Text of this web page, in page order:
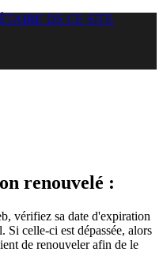
DE CE SITE
renouvelé :
vérifiez sa date d'expiration
Si celle-ci est dépassée, alors
de renouveler afin de le